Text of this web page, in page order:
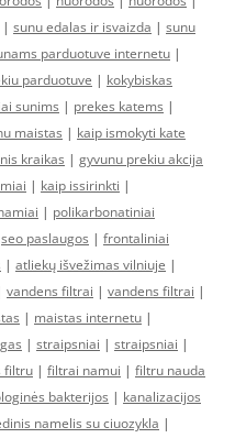
| sunu edalas ir isvaizda | sunu
parduotuve internetu |
parduotuve | kokybiskas
sunims | prekes katems |
maistas | kaip ismokyti kate
kraikas | gyvunu prekiu akcija
| kaip issirinkti |
| polikarbonatiniai
seo paslaugos | frontaliniai
| atliekų išvežimas vilniuje |
vandens filtrai | vandens filtrai |
| maistas internetu |
| straipsniai | straipsniai |
filtru | filtrai namui | filtru nauda
bakterijos | kanalizacijos
namelis su ciuozykla |